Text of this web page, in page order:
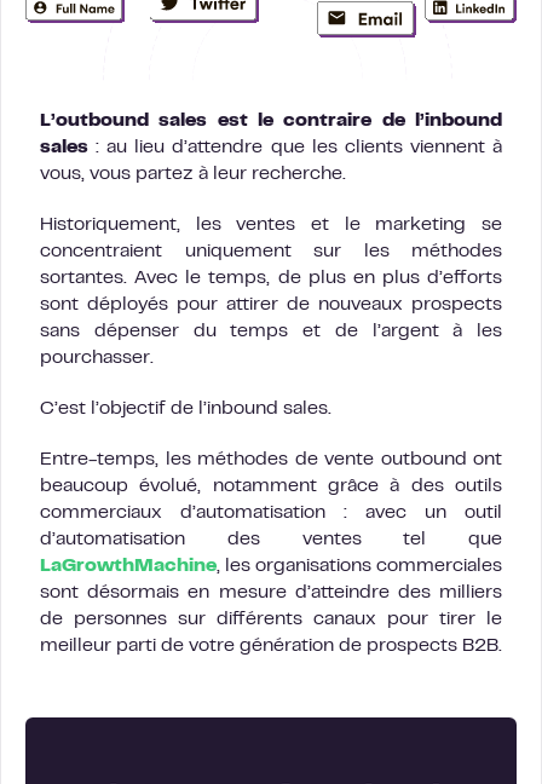
L’outbound sales est le contraire de l’inbound
sales : au lieu d’attendre que les clients viennent à
vous, vous partez à leur recherche.
Historiquement, les ventes et le marketing se
concentraient uniquement sur les méthodes
sortantes. Avec le temps, de plus en plus d’efforts
sont déployés pour attirer de nouveaux prospects
sans dépenser du temps et de l’argent à les
pourchasser.
C’est l’objectif de l’inbound sales.
Entre-temps, les méthodes de vente outbound ont
beaucoup évolué, notamment grâce à des outils
commerciaux d’automatisation : avec un outil
d’automatisation des ventes tel que
LaGrowthMachine, les organisations commerciales
sont désormais en mesure d’atteindre des milliers
de personnes sur différents canaux pour tirer le
meilleur parti de votre génération de prospects B2B.